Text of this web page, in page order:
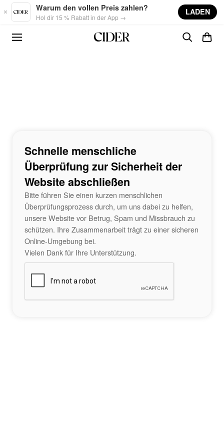
Skip to main content
Warum den vollen Preis zahlen?
Hol dir 15 % Rabatt in der App →
LADEN
Schnelle menschliche
Überprüfung zur Sicherheit der
Website abschließen
Bitte führen Sie einen kurzen menschlichen
Überprüfungsprozess durch, um uns dabei zu helfen,
unsere Website vor Betrug, Spam und Missbrauch zu
schützen. Ihre Zusammenarbeit trägt zu einer sicheren
Online-Umgebung bei.
Vielen Dank für Ihre Unterstützung.